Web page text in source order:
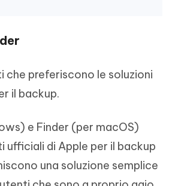
che preferiscono le soluzioni
il backup.
e Finder (per macOS)
ufficiali di Apple per il backup
una soluzione semplice